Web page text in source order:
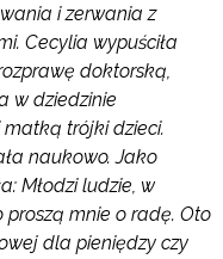
i zerwania z
Cecylia wypuściła
doktorską,
w dziedzinie
trójki dzieci.
naukowo. Jako
Młodzi ludzie, w
proszą mnie o radę. Oto
dla pieniędzy czy